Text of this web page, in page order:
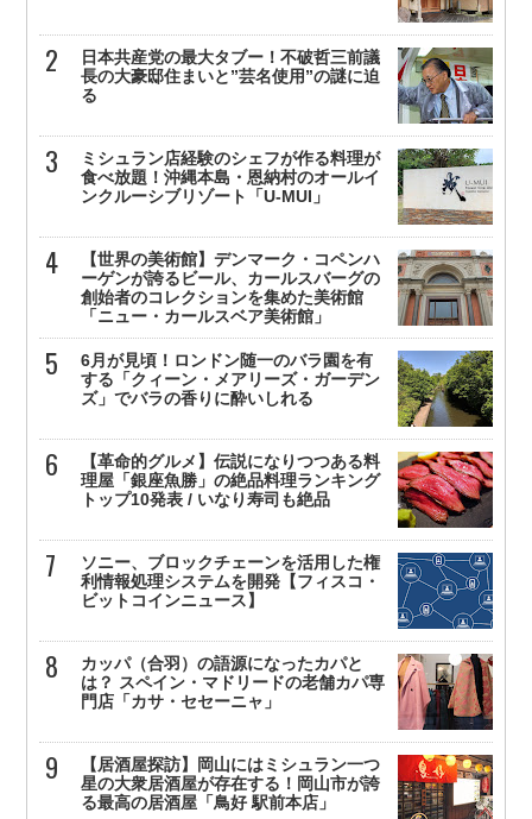
日本共産党の最大タブー！不破哲三前議
長の大豪邸住まいと”芸名使用”の謎に迫
る
ミシュラン店経験のシェフが作る料理が
食べ放題！沖縄本島・恩納村のオールイ
ンクルーシブリゾート「U-MUI」
【世界の美術館】デンマーク・コペンハ
ーゲンが誇るビール、カールスバーグの
創始者のコレクションを集めた美術館
「ニュー・カールスベア美術館」
6月が見頃！ロンドン随一のバラ園を有
する「クィーン・メアリーズ・ガーデン
ズ」でバラの香りに酔いしれる
【革命的グルメ】伝説になりつつある料
理屋「銀座魚勝」の絶品料理ランキング
トップ10発表 / いなり寿司も絶品
ソニー、ブロックチェーンを活用した権
利情報処理システムを開発【フィスコ・
ビットコインニュース】
カッパ（合羽）の語源になったカパと
は？ スペイン・マドリードの老舗カパ専
門店「カサ・セセーニャ」
【居酒屋探訪】岡山にはミシュラン一つ
星の大衆居酒屋が存在する！岡山市が誇
る最高の居酒屋「鳥好 駅前本店」